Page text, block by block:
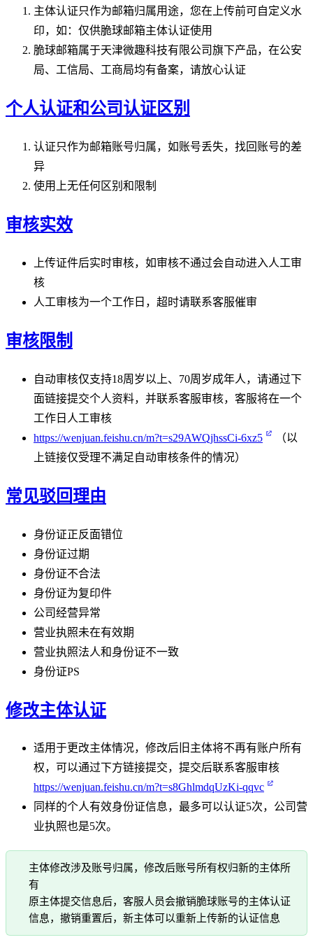
主体认证只作为邮箱归属用途，您在上传前可自定义水
印，如：仅供脆球邮箱主体认证使用
脆球邮箱属于天津微趣科技有限公司旗下产品，在公安
局、工信局、工商局均有备案，请放心认证
个人认证和公司认证区别
认证只作为邮箱账号归属，如账号丢失，找回账号的差
异
使用上无任何区别和限制
审核实效
上传证件后实时审核，如审核不通过会自动进入人工审
核
人工审核为一个工作日，超时请联系客服催审
审核限制
自动审核仅支持18周岁以上、70周岁成年人，请通过下
面链接提交个人资料，并联系客服审核，客服将在一个
工作日人工审核
https://wenjuan.feishu.cn/m?t=s29AWQjhssCi-6xz5
（以
上链接仅受理不满足自动审核条件的情况）
常见驳回理由
身份证正反面错位
身份证过期
身份证不合法
身份证为复印件
公司经营异常
营业执照未在有效期
营业执照法人和身份证不一致
身份证PS
修改主体认证
适用于更改主体情况，修改后旧主体将不再有账户所有
权，可以通过下方链接提交，提交后联系客服审核
https://wenjuan.feishu.cn/m?t=s8GhlmdqUzKi-qqvc
同样的个人有效身份证信息，最多可以认证5次，公司营
业执照也是5次。
主体修改涉及账号归属，修改后账号所有权归新的主体所
有
原主体提交信息后，客服人员会撤销脆球账号的主体认证
信息，撤销重置后，新主体可以重新上传新的认证信息